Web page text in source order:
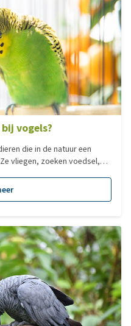
vogels?
die in de natuur een
vliegen, zoeken voedsel,
van die natuurlijke
al snel op de loer. Dat is